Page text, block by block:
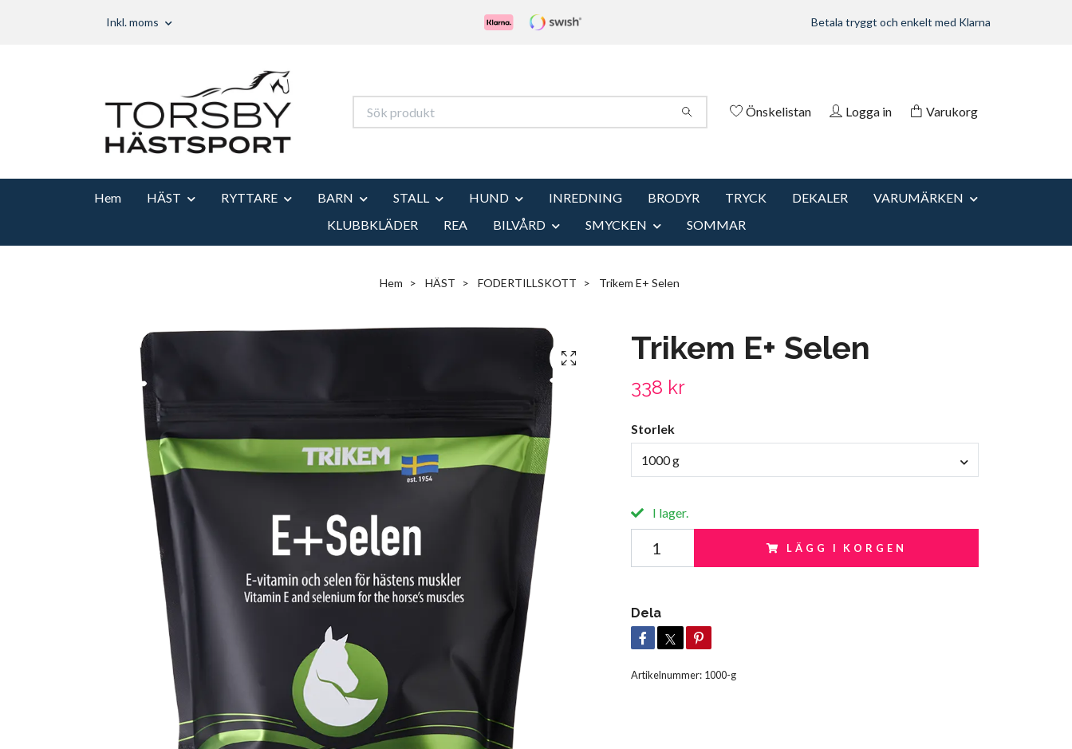
Inkl. moms Betala tryggt och enkelt med Klarna
Önskelistan Logga in Varukorg
Hem HÄST RYTTARE BARN STALL HUND INREDNING BRODYR TRYCK DEKALER
VARUMÄRKEN
KLUBBKLÄDER
REA BILVÅRD SMYCKEN SOMMAR
Hem HÄST FODERTILLSKOTT Trikem E+ Selen
Trikem E+ Selen
338 kr
Storlek
1000 g
I lager.
LÄGG I KORGEN
Dela
Artikelnummer: 1000-g